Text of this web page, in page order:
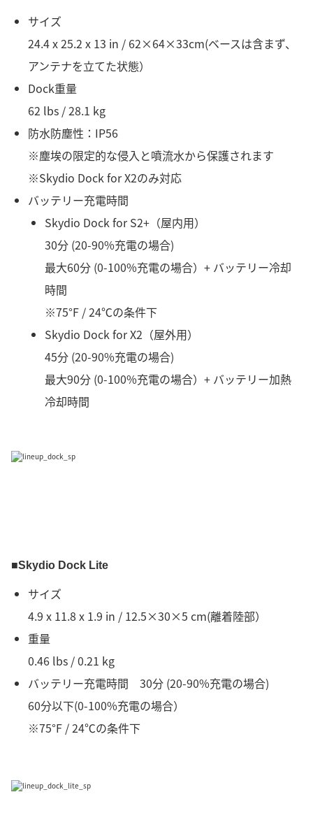
サイズ
24.4 x 25.2 x 13 in / 62×64×33cm(ベースは含まず、
アンテナを立てた状態）
Dock重量
62 lbs / 28.1 kg
防水防塵性：IP56
※塵埃の限定的な侵入と噴流水から保護されます
※Skydio Dock for X2のみ対応
バッテリー充電時間
Skydio Dock for S2+（屋内用）
30分 (20-90%充電の場合)
最大60分 (0-100%充電の場合）+ バッテリー冷却
時間
※75°F / 24℃の条件下
Skydio Dock for X2（屋外用）
45分 (20-90%充電の場合)
最大90分 (0-100%充電の場合）+ バッテリー加熱
冷却時間
■Skydio Dock Lite
サイズ
4.9 x 11.8 x 1.9 in / 12.5×30×5 cm(離着陸部）
重量
0.46 lbs / 0.21 kg
バッテリー充電時間 30分 (20-90%充電の場合)
60分以下(0-100%充電の場合）
※75°F / 24℃の条件下